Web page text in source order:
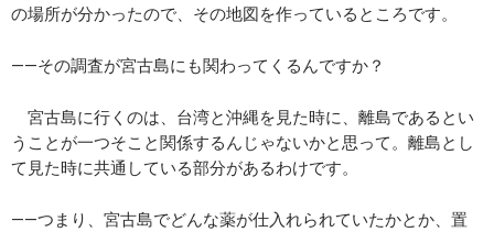
の場所が分かったので、その地図を作っているところです。
――その調査が宮古島にも関わってくるんですか？
宮古島に行くのは、台湾と沖縄を見た時に、離島であるとい
うことが一つそこと関係するんじゃないかと思って。離島とし
て見た時に共通している部分があるわけです。
――つまり、宮古島でどんな薬が仕入れられていたかとか、置